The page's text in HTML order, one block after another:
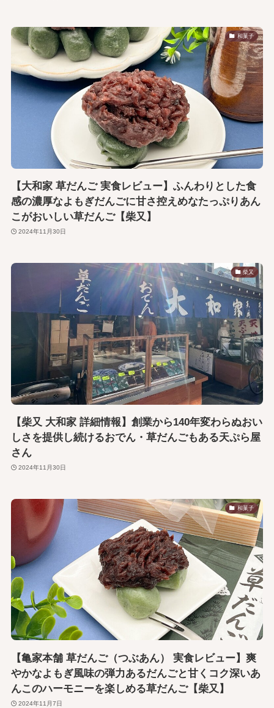
和菓子
【大和家 草だんご 実食レビュー】ふんわりとした食
感の濃厚なよもぎだんごに甘さ控えめなたっぷりあん
こがおいしい草だんご【柴又】
2024年11月30日
柴又
【柴又 大和家 詳細情報】創業から140年変わらぬおい
しさを提供し続けるおでん・草だんごもある天ぷら屋
さん
2024年11月30日
和菓子
【亀家本舗 草だんご（つぶあん） 実食レビュー】爽
やかなよもぎ風味の弾力あるだんごと甘くコク深いあ
んこのハーモニーを楽しめる草だんご【柴又】
2024年11月7日